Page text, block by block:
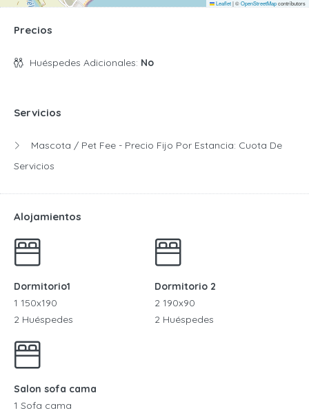
Leaflet|©OpenStreetMapcontributors
Precios
Huéspedes Adicionales: No
Servicios
Mascota / Pet Fee - Precio Fijo Por Estancia: Cuota De
Servicios
Alojamientos
Dormitorio1
1 150x190
2 Huéspedes
Dormitorio 2
2 190x90
2 Huéspedes
Salon sofa cama
1 Sofa cama